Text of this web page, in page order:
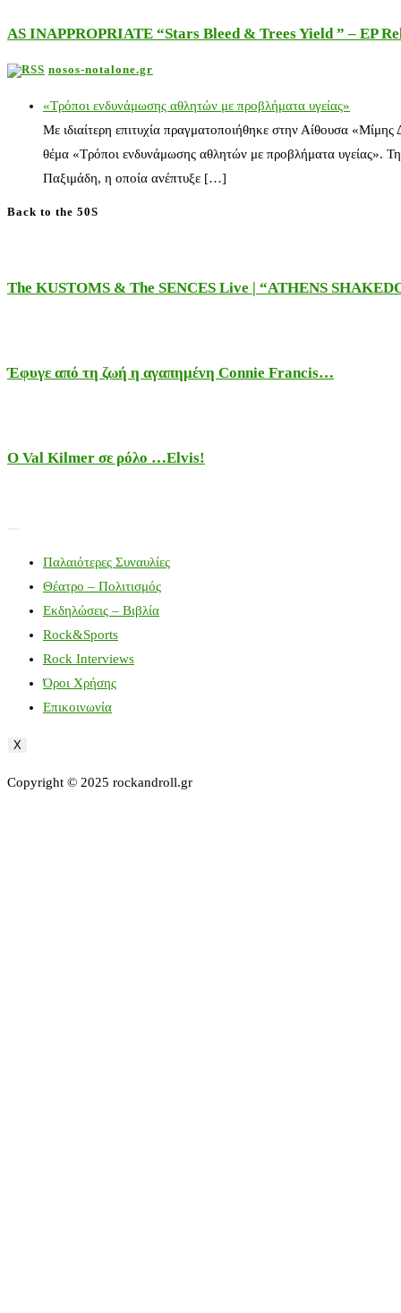
AS INAPPROPRIATE “Stars Bleed & Trees Yield ” – EP
nosos-notalone.gr
«Τρόποι ενδυνάμωσης αθλητών με προβλήματα υγείας»
Με ιδιαίτερη επιτυχία πραγματοποιήθηκε στην Αίθουσα
θέμα «Τρόποι ενδυνάμωσης αθλητών με προβλήματα υγείας».
Παξιμάδη, η οποία ανέπτυξε […]
Back to the 50S
The KUSTOMS & The SENCES Live | “ATHENS
Έφυγε από τη ζωή η αγαπημένη Connie Francis…
Ο Val Kilmer σε ρόλο …Elvis!
Παλαιότερες Συναυλίες
Θέατρο – Πολιτισμός
Εκδηλώσεις – Βιβλία
Rock&Sports
Rock Interviews
Όροι Χρήσης
Επικοινωνία
X
Copyright © 2025 rockandroll.gr